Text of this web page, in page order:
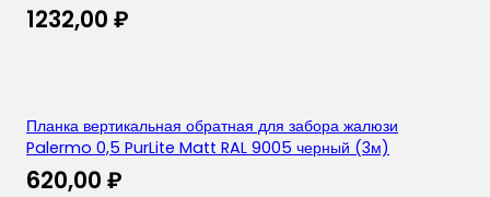
1232,00 ₽
Планка вертикальная обратная для забора жалюзи
Palermo 0,5 PurLite Matt RAL 9005 черный (3м)
620,00 ₽